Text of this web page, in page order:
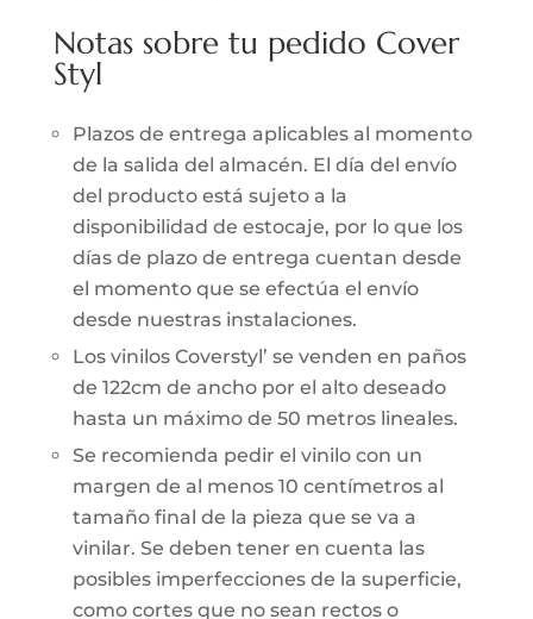
Notas sobre tu pedido Cover
Styl
Plazos de entrega aplicables al momento
de la salida del almacén. El día del envío
del producto está sujeto a la
disponibilidad de estocaje, por lo que los
días de plazo de entrega cuentan desde
el momento que se efectúa el envío
desde nuestras instalaciones.
Los vinilos Coverstyl’ se venden en paños
de 122cm de ancho por el alto deseado
hasta un máximo de 50 metros lineales.
Se recomienda pedir el vinilo con un
margen de al menos 10 centímetros al
tamaño final de la pieza que se va a
vinilar. Se deben tener en cuenta las
posibles imperfecciones de la superficie,
como cortes que no sean rectos o